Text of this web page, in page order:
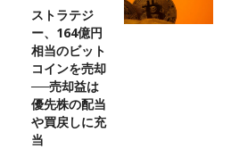
ストラテジ
ー、164億円
相当のビット
コインを売却
──売却益は
優先株の配当
や買戻しに充
当